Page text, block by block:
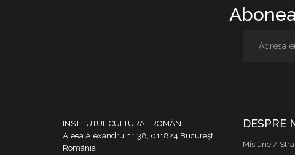
INSTITUTUL CULTURAL ROMÂN
Aleea Alexandru nr. 38, 011824 București,
România
DESPRE
Misiune /